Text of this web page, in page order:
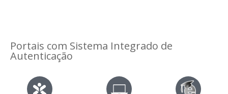
Portais com Sistema Integrado de
Autenticação